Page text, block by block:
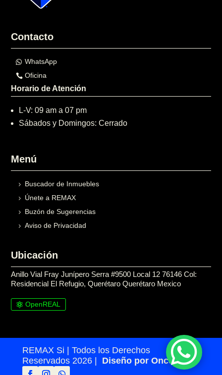
Contacto
WhatsApp
Oficina
Horario de Atención
L-V: 09 am a 07 pm
Sábados y Domingos: Cerrado
Menú
Buscador de Inmuebles
Únete a REMAX
Buzón de Sugerencias
Aviso de Privacidad
Ubicación
Anillo Vial Fray Junípero Serra #9500 Local 12 76146 Col:
Residencial El Refugio, Querétaro Querétaro Mexico
OpenREAL
REMAX Si | Todos los Derechos
Reservados 2026 | Diseño por Once24